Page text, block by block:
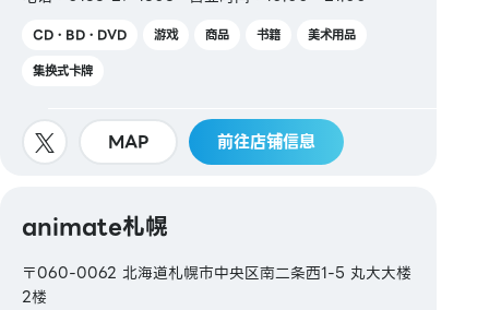
【图书券・图书卡NEXT】
CD・BD・DVD 游戏 商品 书籍
美术用品
集换式卡牌
MAP 前往店铺信息
animate札幌
〒060-0062 北海道札幌市中央区南二条西1-5 丸大大楼
2楼